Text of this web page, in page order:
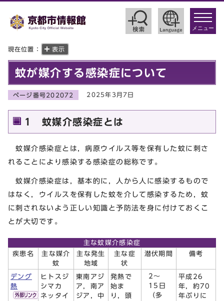
toggle
メニュー
現在位置： 表示
蚊が媒介する感染症について
ページ番号202072 2025年3月7日
1 蚊媒介感染症とは
蚊媒介感染症とは，病原ウイルス等を保有した蚊に刺さ
れることにより感染する感染症の総称です。
蚊媒介感染症は，基本的に，人から人に感染するもので
はなく，ウイルスを保有した蚊を介して感染するため，蚊
に刺されないよう正しい知識と予防法を身に付けておくこ
とが大切です。
主な蚊媒介感染症
疾患名
主な媒介
蚊
主な発生
地域
主な症
状
潜伏期間 備考
デング
熱
ヒトスジ
シマカ
ネッタイ
東南アジ
ア，南ア
ジア，中
発熱で
始ま
り，頭
2～
15日
（多
平成26
年，約70
年ぶりに